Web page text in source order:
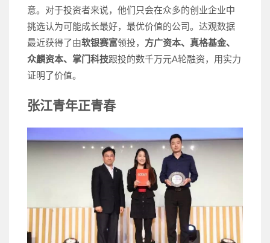
意。对于投资者来说，他们只会在众多的创业企业中
挑选认为可能成长最好，最优价值的公司。达观数据
最近获得了由软银赛富领投， 方广资本、真格基金、
众麟资本、掌门科技跟投的数千万元A轮融资，用实力
证明了价值。
张江青年正青春